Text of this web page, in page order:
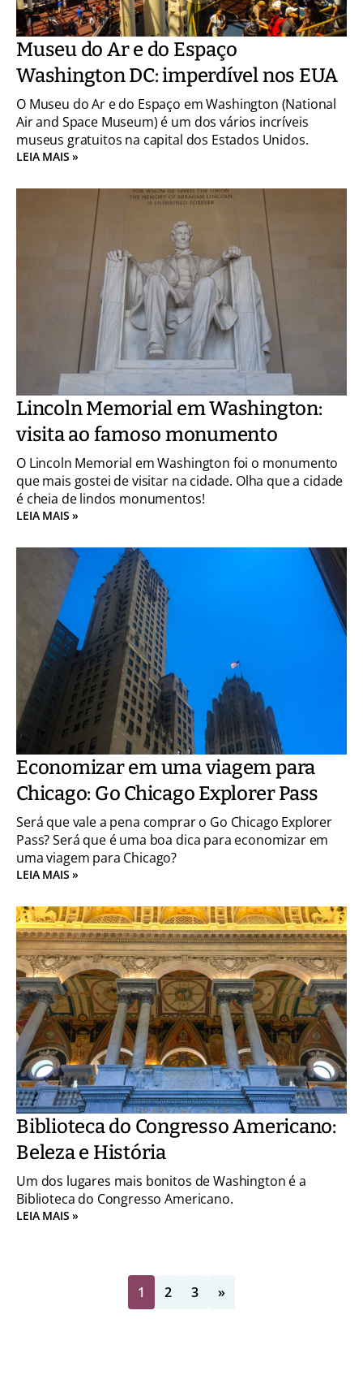
Museu do Ar e do Espaço
Washington DC: imperdível nos EUA
O Museu do Ar e do Espaço em Washington (National
Air and Space Museum) é um dos vários incríveis
museus gratuitos na capital dos Estados Unidos.
LEIA MAIS »
Lincoln Memorial em Washington:
visita ao famoso monumento
O Lincoln Memorial em Washington foi o monumento
que mais gostei de visitar na cidade. Olha que a cidade
é cheia de lindos monumentos!
LEIA MAIS »
Economizar em uma viagem para
Chicago: Go Chicago Explorer Pass
Será que vale a pena comprar o Go Chicago Explorer
Pass? Será que é uma boa dica para economizar em
uma viagem para Chicago?
LEIA MAIS »
Biblioteca do Congresso Americano:
Beleza e História
Um dos lugares mais bonitos de Washington é a
Biblioteca do Congresso Americano.
LEIA MAIS »
1 2 3 »